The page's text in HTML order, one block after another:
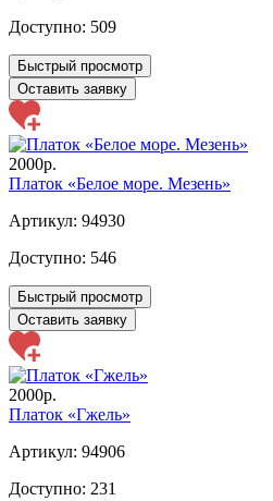
Доступно: 509
Быстрый просмотр
Оставить заявку
2000р.
Платок «Белое море. Мезень»
Артикул: 94930
Доступно: 546
Быстрый просмотр
Оставить заявку
2000р.
Платок «Гжель»
Артикул: 94906
Доступно: 231